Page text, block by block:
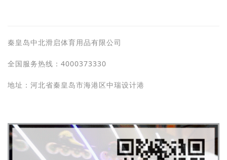
秦皇岛中北滑启体育用品有限公司
全国服务热线：4000373330
地址：河北省秦皇岛市海港区中瑞设计港